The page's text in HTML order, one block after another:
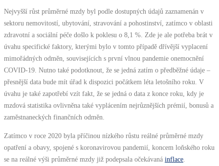
Nejvyšší růst průměrné mzdy byl podle dostupných údajů zaznamenán v
sektoru nemovitostí, ubytování, stravování a pohostinství, zatímco v oblasti
zdravotní a sociální péče došlo k poklesu o 8,1 %. Zde je ale potřeba brát v
úvahu specifické faktory, kterými bylo v tomto případě dřívější vyplacení
mimořádných odměn, souvisejících s první vlnou pandemie onemocnění
COVID-19. Nutno také podotknout, že se jedná zatím o předběžné údaje –
přesnější data bude mít úřad k dispozici počátkem léta letošního roku. V
úvahu je také zapotřebí vzít fakt, že se jedná o data z konce roku, kdy je
mzdová statistika ovlivněna také vyplácením nejrůznějších prémií, bonusů a
zaměstnaneckých finančních odměn.
Zatímco v roce 2020 byla příčinou nízkého růstu reálné průměrné mzdy
opatření a obavy, spojené s koronavirovou pandemií, koncem loňského roku
se na reálné výši průměrné mzdy již podepsala očekávaná inflace